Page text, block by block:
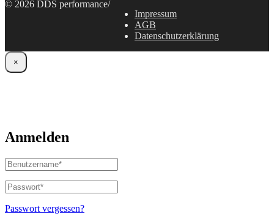
© 2026 DDS performance/
Impressum
AGB
Datenschutzerklärung
×
Anmelden
Benutzername
oder
E-
Mail-
Adresse*
Passwort*
Erforderlich
Passwort vergessen?